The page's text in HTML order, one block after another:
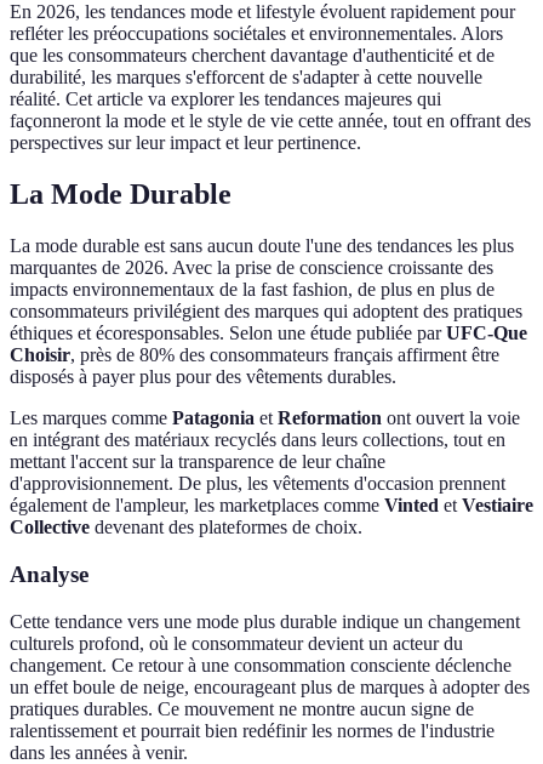
En 2026, les tendances mode et lifestyle évoluent rapidement pour
refléter les préoccupations sociétales et environnementales. Alors
que les consommateurs cherchent davantage d'authenticité et de
durabilité, les marques s'efforcent de s'adapter à cette nouvelle
réalité. Cet article va explorer les tendances majeures qui
façonneront la mode et le style de vie cette année, tout en offrant des
perspectives sur leur impact et leur pertinence.
La Mode Durable
La mode durable est sans aucun doute l'une des tendances les plus
marquantes de 2026. Avec la prise de conscience croissante des
impacts environnementaux de la fast fashion, de plus en plus de
consommateurs privilégient des marques qui adoptent des pratiques
éthiques et écoresponsables. Selon une étude publiée parUFC-Que
Choisir, près de 80% des consommateurs français affirment être
disposés à payer plus pour des vêtements durables.
Les marques comme Patagonia et Reformation ont ouvert la voie
en intégrant des matériaux recyclés dans leurs collections, tout en
mettant l'accent sur la transparence de leur chaîne
d'approvisionnement. De plus, les vêtements d'occasion prennent
également de l'ampleur, les marketplaces comme Vinted et Vestiaire
Collective devenant des plateformes de choix.
Analyse
Cette tendance vers une mode plus durable indique un changement
culturels profond, où le consommateur devient un acteur du
changement. Ce retour à une consommation consciente déclenche
un effet boule de neige, encourageant plus de marques à adopter des
pratiques durables. Ce mouvement ne montre aucun signe de
ralentissement et pourrait bien redéfinir les normes de l'industrie
dans les années à venir.